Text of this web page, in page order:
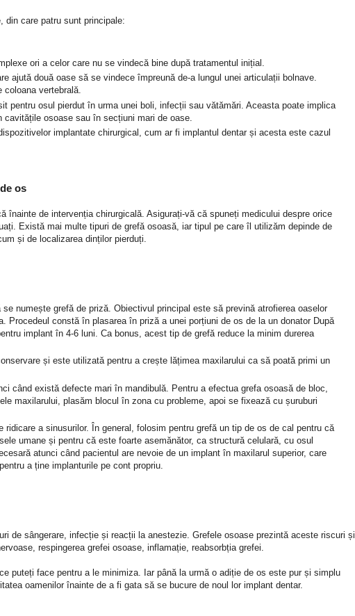
din care patru sunt principale:
ori a celor care nu se vindecă bine după tratamentul inițial.
ajută două oase să se vindece împreună de-a lungul unei articulații bolnave.
coloana vertebrală.
pentru osul pierdut în urma unei boli, infecții sau vătămări. Aceasta poate implica
osoase sau în secțiuni mari de oase.
implantate chirurgical, cum ar fi implantul dentar și acesta este cazul
os
înainte de intervenția chirurgicală. Asigurați-vă că spuneți medicului despre orice
Există mai multe tipuri de grefă osoasă, iar tipul pe care îl utilizăm depinde de
și de localizarea dinților pierduți.
numește grefă de priză. Obiectivul principal este să prevină atrofierea oaselor
Procedeul constă în plasarea în priză a unei porțiuni de os de la un donator După
implant în 4-6 luni. Ca bonus, acest tip de grefă reduce la minim durerea
și este utilizată pentru a crește lățimea maxilarului ca să poată primi un
când există defecte mari în mandibulă. Pentru a efectua grefa osoasă de bloc,
maxilarului, plasăm blocul în zona cu probleme, apoi se fixează cu șuruburi
ridicare a sinusurilor. În general, folosim pentru grefă un tip de os de cal pentru că
umane și pentru că este foarte asemănător, ca structură celulară, cu osul
atunci când pacientul are nevoie de un implant în maxilarul superior, care
a ține implanturile pe cont propriu.
de sângerare, infecție și reacții la anestezie. Grefele osoase prezintă aceste riscuri și
respingerea grefei osoase, inflamație, reabsorbția grefei.
puteți face pentru a le minimiza. Iar până la urmă o adiție de os este pur și simplu
oamenilor înainte de a fi gata să se bucure de noul lor implant dentar.